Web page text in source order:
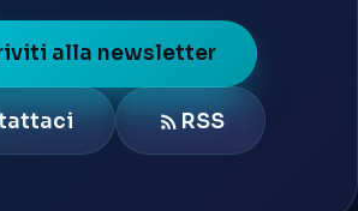
alla newsletter
RSS